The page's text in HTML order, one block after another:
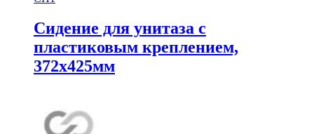
Сидение для унитаза с
пластиковым креплением,
372х425мм